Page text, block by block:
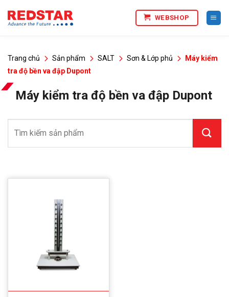
qua
WEBSHOP
Trang chủ Sản phẩm SALT Sơn & Lớp phủ
Máy kiểm
tra độ bền va đập Dupont
Máy kiểm tra độ bền va đập Dupont
kiếm: